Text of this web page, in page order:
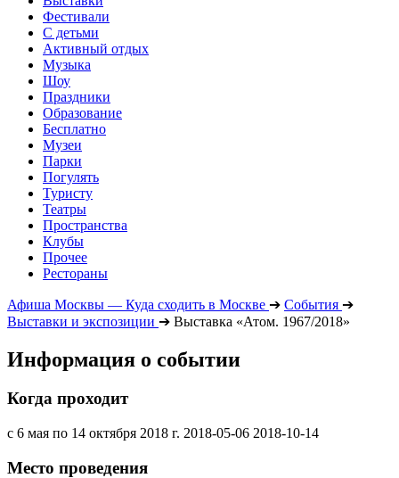
Фестивали
С детьми
Активный отдых
Музыка
Шоу
Праздники
Образование
Бесплатно
Музеи
Парки
Погулять
Туристу
Театры
Пространства
Клубы
Прочее
Рестораны
Афиша Москвы — Куда сходить в Москве ➔ События ➔
Выставки и экспозиции ➔ Выставка «Атом. 1967/2018»
Информация о событии
Когда проходит
с 6 мая по 14 октября 2018 г. 2018-05-06 2018-10-14
Место проведения